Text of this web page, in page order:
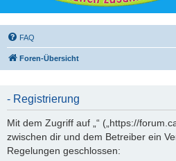
FAQ
Foren-Übersicht
- Registrierung
Mit dem Zugriff auf „“ („https://
zwischen dir und dem Betreiber ein
Regelungen geschlossen: